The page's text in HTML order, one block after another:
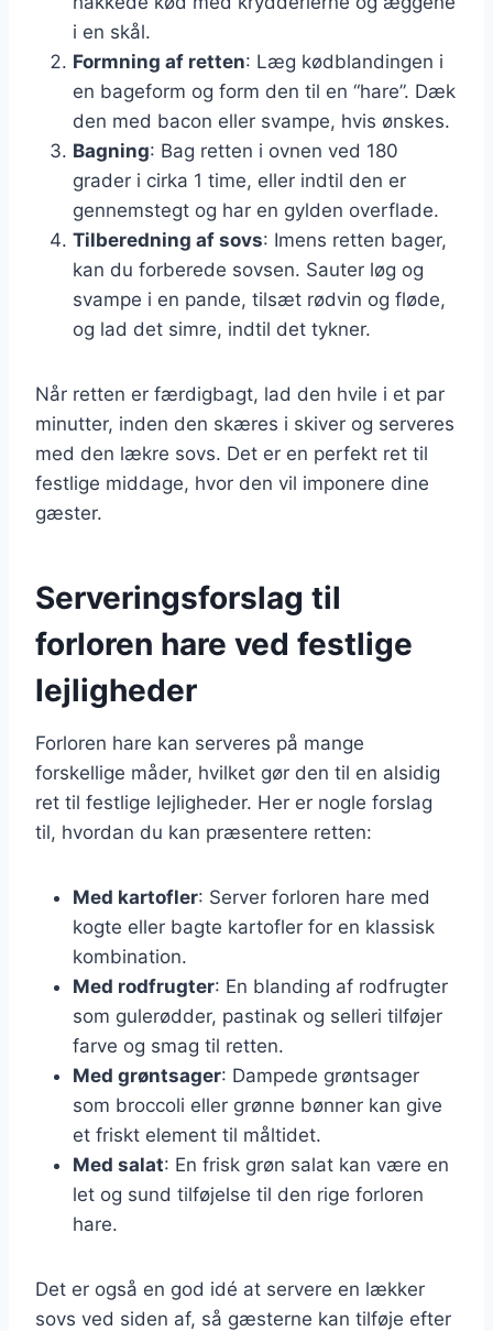
i en skål.
Formning af retten: Læg kødblandingen i
en bageform og form den til en “hare”. Dæk
den med bacon eller svampe, hvis ønskes.
Bagning: Bag retten i ovnen ved 180
grader i cirka 1 time, eller indtil den er
gennemstegt og har en gylden overflade.
Tilberedning af sovs: Imens retten bager,
kan du forberede sovsen. Sauter løg og
svampe i en pande, tilsæt rødvin og fløde,
og lad det simre, indtil det tykner.
Når retten er færdigbagt, lad den hvile i et par
minutter, inden den skæres i skiver og serveres
med den lækre sovs. Det er en perfekt ret til
festlige middage, hvor den vil imponere dine
gæster.
Serveringsforslag til
forloren hare ved festlige
lejligheder
Forloren hare kan serveres på mange
forskellige måder, hvilket gør den til en alsidig
ret til festlige lejligheder. Her er nogle forslag
til, hvordan du kan præsentere retten:
Med kartofler: Server forloren hare med
kogte eller bagte kartofler for en klassisk
kombination.
Med rodfrugter: En blanding af rodfrugter
som gulerødder, pastinak og selleri tilføjer
farve og smag til retten.
Med grøntsager: Dampede grøntsager
som broccoli eller grønne bønner kan give
et friskt element til måltidet.
Med salat: En frisk grøn salat kan være en
let og sund tilføjelse til den rige forloren
hare.
Det er også en god idé at servere en lækker
sovs ved siden af, så gæsterne kan tilføje efter